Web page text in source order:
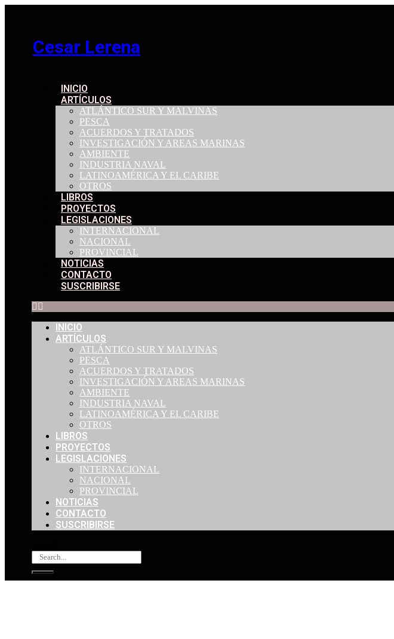
Cesar Lerena
INICIO
ARTÍCULOS
ATLÁNTICO SUR Y MALVINAS
PESCA
ACUERDOS Y TRATADOS
INVESTIGACIÓN Y AREAS MARINAS
AMBIENTE
INDUSTRIA NAVAL
LATINOAMÉRICA Y EL CARIBE
OTROS
LIBROS
PROYECTOS
LEGISLACIONES
INTERNACIONAL
NACIONAL
PROVINCIAL
NOTICIAS
CONTACTO
SUSCRIBIRSE
INICIO
ARTÍCULOS
ATLÁNTICO SUR Y MALVINAS
PESCA
ACUERDOS Y TRATADOS
INVESTIGACIÓN Y AREAS MARINAS
AMBIENTE
INDUSTRIA NAVAL
LATINOAMÉRICA Y EL CARIBE
OTROS
LIBROS
PROYECTOS
LEGISLACIONES
INTERNACIONAL
NACIONAL
PROVINCIAL
NOTICIAS
CONTACTO
SUSCRIBIRSE